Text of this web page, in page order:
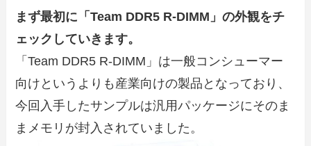
まず最初に「Team DDR5 R-DIMM」の外観をチ
ェックしていきます。
「Team DDR5 R-DIMM」は一般コンシューマー
向けというよりも産業向けの製品となっており、
今回入手したサンプルは汎用パッケージにそのま
まメモリが封入されていました。